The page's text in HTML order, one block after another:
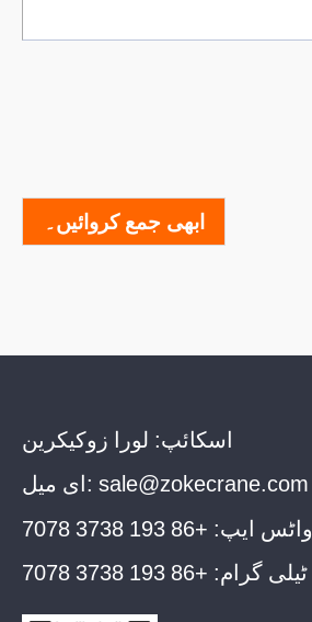
ابھی جمع کروائیں۔
اسکائپ: لورا زوکیکرین
ای میل: sale@zokecrane.com
واٹس ایپ: +86 193 3738 7078
ٹیلی گرام: +86 193 3738 7078